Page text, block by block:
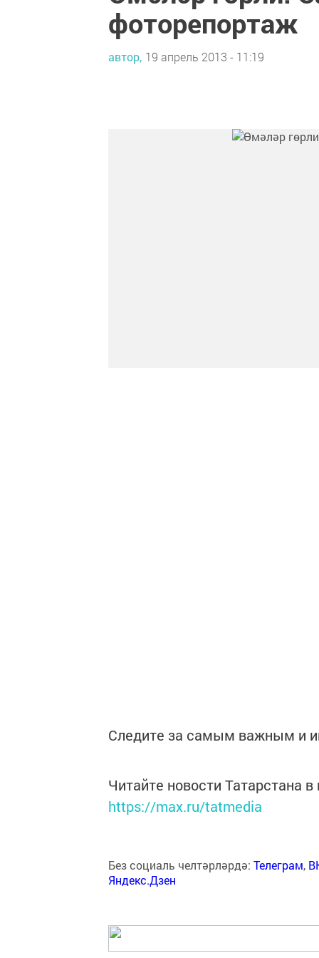
фоторепортаж
автор, 19 апрель 2013 - 11:19
Следите за самым важным и
Читайте новости Татарстана
https://max.ru/tatmedia
Без социаль челтәрләрдә: Телеграм,
Яндекс.Дзен